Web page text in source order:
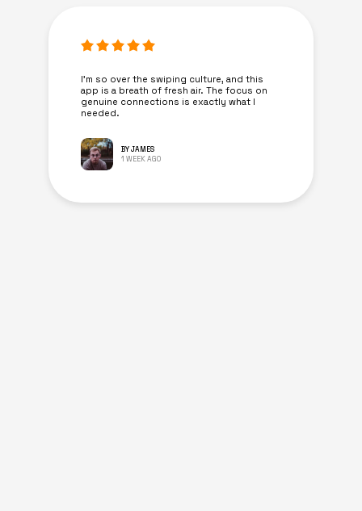
I’m so over the swiping culture, and this
app is a breath of fresh air. The focus on
genuine connections is exactly what I
needed.
BY JAMES
1 WEEK AGO